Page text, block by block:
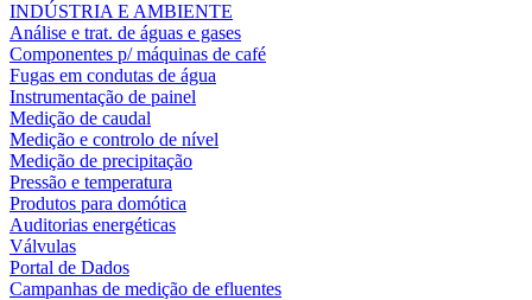
INDÚSTRIA E AMBIENTE
Análise e trat. de águas e gases
Componentes p/ máquinas de café
Fugas em condutas de água
Instrumentação de painel
Medição de caudal
Medição e controlo de nível
Medição de precipitação
Pressão e temperatura
Produtos para domótica
Auditorias energéticas
Válvulas
Portal de Dados
Campanhas de medição de efluentes